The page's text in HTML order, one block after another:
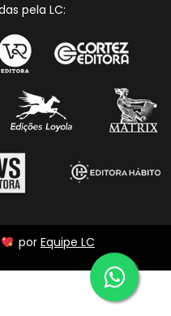
pela LC:
por Equipe LC